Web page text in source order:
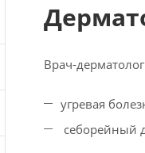
Врач-
угревая
себорейный